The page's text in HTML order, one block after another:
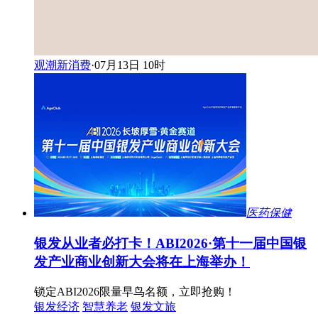
观潮新消费·07月13日 10时
医药保健
银发从业者必打卡！ABI2026·第十一届中国银
发产业商业创新大会将在上海举办！
锁定ABI2026限量早鸟名额，立即抢购！
银发经济 智慧养老 银发文旅